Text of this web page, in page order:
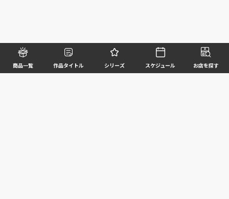
商品一覧 作品タイトル シリーズ スケジュール お店を探す